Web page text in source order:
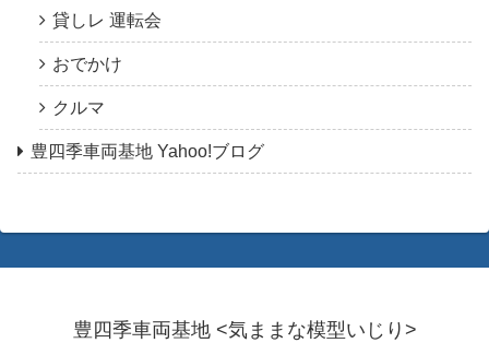
貸しレ 運転会
おでかけ
クルマ
豊四季車両基地 Yahoo!ブログ
豊四季車両基地 <気ままな模型いじり>